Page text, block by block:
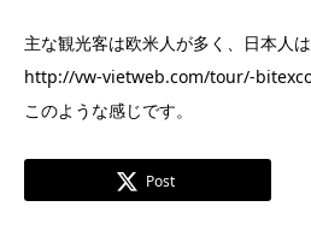
主な観光客は欧米人が多く、日本人
http://vw-vietweb.com/tour/-
このような感じです。
Post